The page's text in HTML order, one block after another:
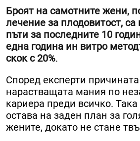
Броят на самотните жени,
лечение за плодовитост, са
пъти за последните 10
една година ин витро
скок с 20%.
Според експерти причината
нарастващата мания по
кариера преди всичко.
остава на заден план за
жените, докато не стане